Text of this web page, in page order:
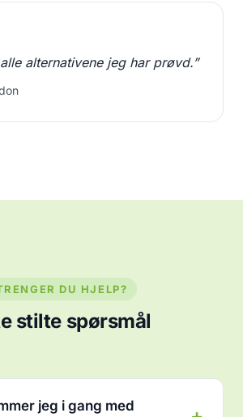
alternativene jeg har prøvd.”
DU HJELP?
stilte spørsmål
jeg i gang med